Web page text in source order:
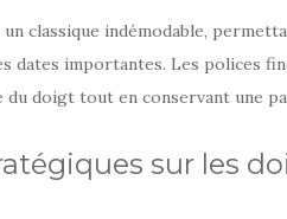
classique indémodable,
dates importantes. Les polices
du doigt tout en conservant une
sur les